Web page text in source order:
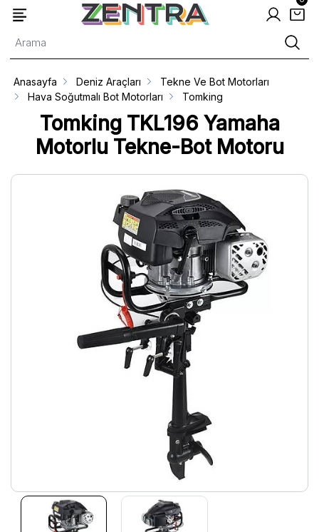
Tomking TKL196 Yamaha
Motorlu Tekne-Bot Motoru
Anasayfa Deniz Araçları
Tekne Ve Bot Motorları
Hava Soğutmalı Bot Motorları
Tomking